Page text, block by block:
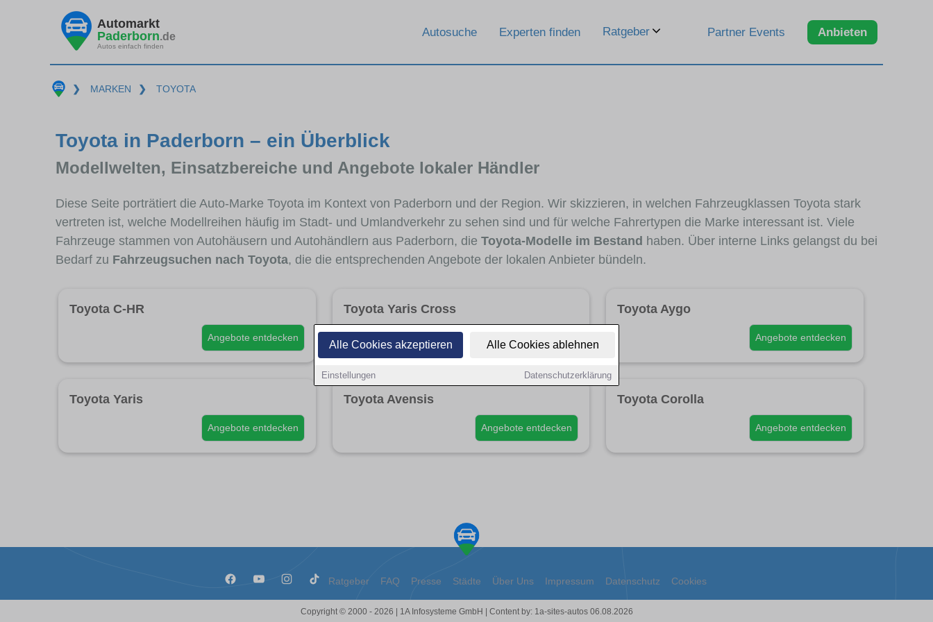
Alle Cookies akzeptieren Alle Cookies ablehnen
Einstellungen Datenschutzerklärung
Automarkt
Paderborn.de
Autos einfach finden
Autosuche Experten finden Ratgeber Partner Events Anbieten
❯ MARKEN ❯ TOYOTA
Toyota in Paderborn – ein Überblick
Modellwelten, Einsatzbereiche und Angebote lokaler Händler
Diese Seite porträtiert die Auto-Marke Toyota im Kontext von Paderborn und der Region. Wir skizzieren, in welchen Fahrzeugklassen Toyota stark
vertreten ist, welche Modellreihen häufig im Stadt- und Umlandverkehr zu sehen sind und für welche Fahrertypen die Marke interessant ist. Viele
Fahrzeuge stammen von Autohäusern und Autohändlern aus Paderborn, die Toyota-Modelle im Bestand haben. Über interne Links gelangst du bei
Bedarf zu Fahrzeugsuchen nach Toyota, die die entsprechenden Angebote der lokalen Anbieter bündeln.
Toyota C-HR
Angebote entdecken
Toyota Yaris Cross Toyota Aygo
Angebote entdecken
Toyota Yaris
Angebote entdecken
Toyota Avensis
Angebote entdecken
Toyota Corolla
Angebote entdecken
Ratgeber FAQ Presse Städte Über Uns Impressum Datenschutz Cookies
Copyright © 2000 - 2026 | 1A Infosysteme GmbH | Content by: 1a-sites-autos 06.08.2026